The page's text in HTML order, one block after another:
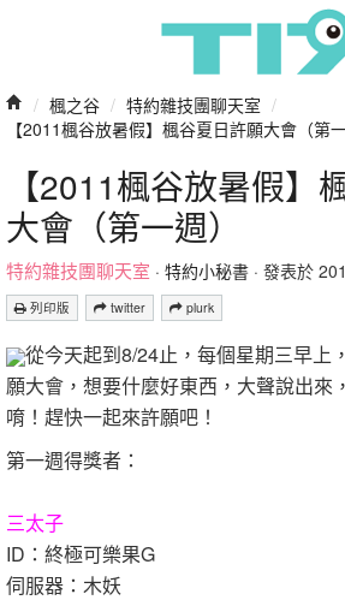
/ 楓之谷 / 特約雜技團聊天室 /
【2011楓谷放暑假】楓谷夏日許願大會（第一
【2011楓谷放暑假】
大會（第一週）
特約雜技團聊天室 · 特約小秘書 · 發表於
列印版 twitter plurk
從今天起到8/24止，每個星期三早上
願大會，想要什麼好東西，大聲說出來
唷！趕快一起來許願吧！
第一週得獎者：
三太子
ID：終極可樂果G
伺服器：木妖